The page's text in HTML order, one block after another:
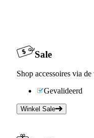
Sale
Shop accessoires via
Gevalideerd
Winkel Sale